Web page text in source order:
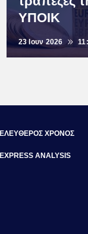
ΥΠΟΙΚ
23 Ιουν 2026
ΕΛΕΥΘΕΡΟΣ ΧΡΟΝΟΣ
EXPRESS ANALYSIS